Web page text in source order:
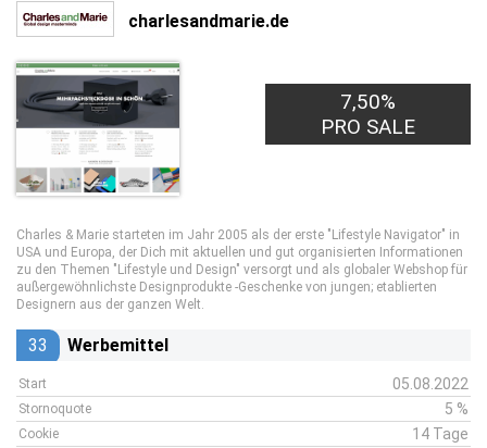
charlesandmarie.de
7,50%
PRO SALE
Charles & Marie starteten im Jahr 2005 als der erste "Lifestyle Navigator" in
USA und Europa, der Dich mit aktuellen und gut organisierten Informationen
zu den Themen "Lifestyle und Design" versorgt und als globaler Webshop für
außergewöhnlichste Designprodukte -Geschenke von jungen; etablierten
Designern aus der ganzen Welt.
33 Werbemittel
Start 05.08.2022
Stornoquote 5 %
Cookie 14 Tage